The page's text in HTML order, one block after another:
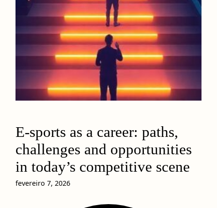
E-sports as a career: paths,
challenges and opportunities
in today’s competitive scene
fevereiro 7, 2026